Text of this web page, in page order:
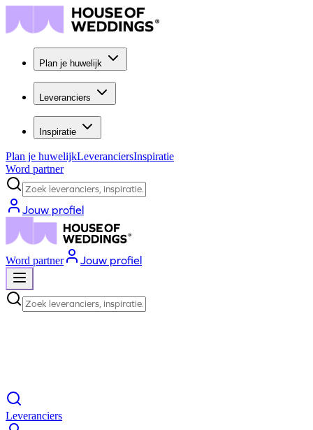
Plan je huwelijk
Leveranciers
Inspiratie
Plan je huwelijkLeveranciersInspiratie
Word partner
Zoek leveranciers, inspiratie...
Jouw profiel
Word partner Jouw profiel
Zoek leveranciers, inspiratie...
Leveranciers